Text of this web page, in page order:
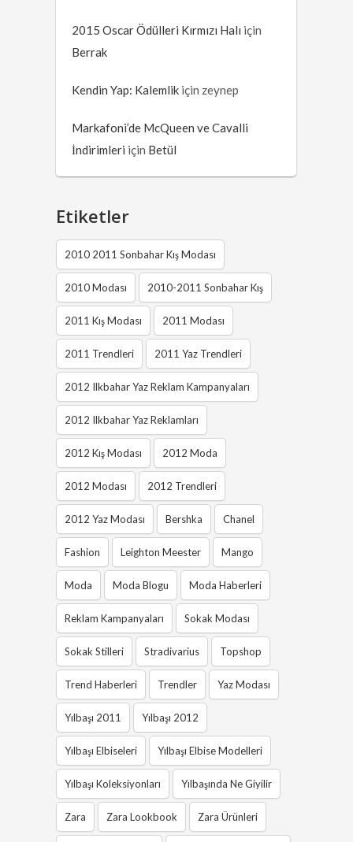
2015 Oscar Ödülleri Kırmızı Halı için
Berrak
Kendin Yap: Kalemlik için zeynep
Markafoni’de McQueen ve Cavalli
İndirimleri için Betül
Etiketler
2010 2011 Sonbahar Kış Modası
2010 Modası 2010-2011 Sonbahar Kış
2011 Kış Modası 2011 Modası
2011 Trendleri 2011 Yaz Trendleri
2012 Ilkbahar Yaz Reklam Kampanyaları
2012 Ilkbahar Yaz Reklamları
2012 Kış Modası 2012 Moda
2012 Modası 2012 Trendleri
2012 Yaz Modası Bershka Chanel
Fashion Leighton Meester Mango
Moda Moda Blogu Moda Haberleri
Reklam Kampanyaları Sokak Modası
Sokak Stilleri Stradivarius Topshop
Trend Haberleri Trendler Yaz Modası
Yılbaşı 2011 Yılbaşı 2012
Yılbaşı Elbiseleri Yılbaşı Elbise Modelleri
Yılbaşı Koleksiyonları Yılbaşında Ne Giyilir
Zara Zara Lookbook Zara Ürünleri